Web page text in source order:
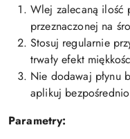
Wlej zalecaną ilość
przeznaczonej na
Stosuj regularnie
trwały efekt
Nie dodawaj płynu
aplikuj
Parametry: